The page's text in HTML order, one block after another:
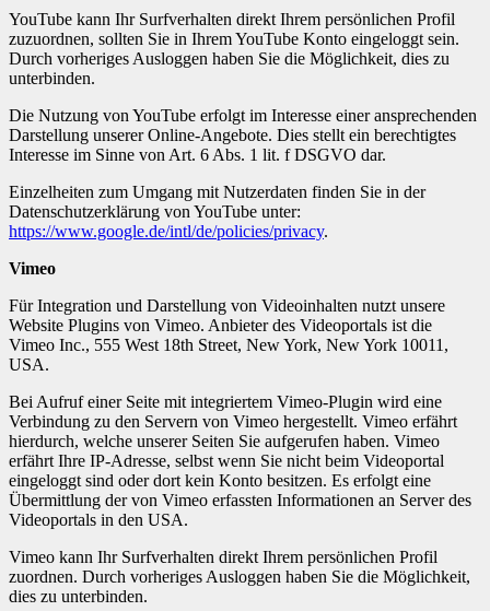
YouTube kann Ihr Surfverhalten direkt Ihrem persönlichen Profil
zuzuordnen, sollten Sie in Ihrem YouTube Konto eingeloggt sein.
Durch vorheriges Ausloggen haben Sie die Möglichkeit, dies zu
unterbinden.
Die Nutzung von YouTube erfolgt im Interesse einer ansprechenden
Darstellung unserer Online-Angebote. Dies stellt ein berechtigtes
Interesse im Sinne von Art. 6 Abs. 1 lit. f DSGVO dar.
Einzelheiten zum Umgang mit Nutzerdaten finden Sie in der
Datenschutzerklärung von YouTube unter:
https://www.google.de/intl/de/policies/privacy.
Vimeo
Für Integration und Darstellung von Videoinhalten nutzt unsere
Website Plugins von Vimeo. Anbieter des Videoportals ist die
Vimeo Inc., 555 West 18th Street, New York, New York 10011,
USA.
Bei Aufruf einer Seite mit integriertem Vimeo-Plugin wird eine
Verbindung zu den Servern von Vimeo hergestellt. Vimeo erfährt
hierdurch, welche unserer Seiten Sie aufgerufen haben. Vimeo
erfährt Ihre IP-Adresse, selbst wenn Sie nicht beim Videoportal
eingeloggt sind oder dort kein Konto besitzen. Es erfolgt eine
Übermittlung der von Vimeo erfassten Informationen an Server des
Videoportals in den USA.
Vimeo kann Ihr Surfverhalten direkt Ihrem persönlichen Profil
zuordnen. Durch vorheriges Ausloggen haben Sie die Möglichkeit,
dies zu unterbinden.